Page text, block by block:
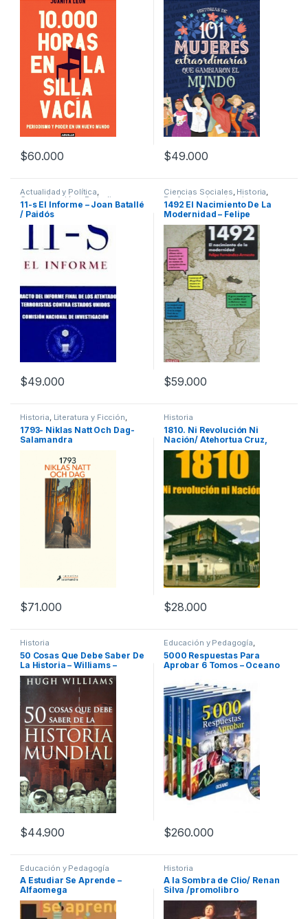
$60.000
, Sociología y Trabajo
Social ,Temas Varios
$49.000
Actualidad y Política,
Comunicación y Periodismo
Interes General,Política
11-s El Informe – Joan Batallé
/ Paidós
$49.000
Ciencias Sociales, Historia,
Profesionales y tecnicos
1492 El Nacimiento De La
Modernidad – Felipe
Fernández / Debate
$59.000
Historia, Literatura y Ficción,
Ocio y Tiempo Libre,
Pasatiempos,Temas Varios
1793- Niklas Natt Och Dag-
Salamandra
$71.000
Historia
1810. Ni Revolución Ni
Nación/ Atehortua Cruz,
Adolfo Leon/ Promolibro
$28.000
Historia
50 Cosas Que Debe Saber De
La Historia – Williams –
Norma
$44.900
Educación y Pedagogía
Profesionales y tecnicos
5000 Respuestas Para
Aprobar 6 Tomos – Oceano
$260.000
Educación y Pedagogía
A Estudiar Se Aprende –
Alfaomega
Historia
A la Sombra de Clio/ Renan
Silva /promolibro